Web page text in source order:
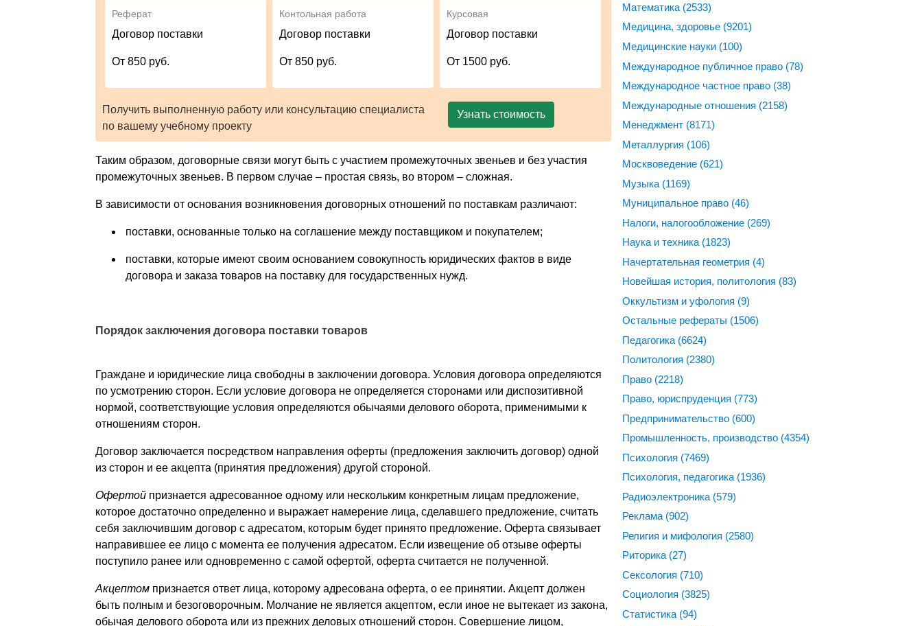
Реферат
Договор поставки
От 850 руб.
Контольная работа
Договор поставки
От 850 руб.
Курсовая
Договор поставки
От 1500 руб.
Получить выполненную работу или консультацию специалиста
по вашему учебному проекту
Узнать стоимость
Таким образом, договорные связи могут быть с участием промежу­точных звеньев и без участия
промежуточных звеньев. В первом случае – простая связь, во втором – сложная.
В зависимости от основания возникновения договорных отношений по поставкам различают:
поставки, основанные только на соглашение между постав­щиком и покупателем;
поставки, которые имеют своим основанием совокупность юридических фактов в виде
договора и заказа товаров на поставку для государственных нужд.
Порядок заключения договора поставки товаров
Граждане и юридические лица свободны в заключении договора. Условия договора определяются
по усмотрению сторон. Если условие договора не определяется сторонами или диспозитивной
нормой, соответствующие условия определяются обычаями делового оборота, применимыми к
отношениям сторон.
Договор заключается посредством направления оферты (предложения заключить договор) одной
из сторон и ее акцепта (принятия предложения) другой стороной.
Офертойпризнается адресованное одному или нескольким конкретным лицам предложение,
которое достаточно определенно и выражает намерение лица, сделавшего предложение, считать
себя заключившим договор с адресатом, которым будет принято предложение. Оферта связывает
направившее ее лицо с момента ее получения адресатом. Если извещение об отзыве оферты
поступило ранее или одновременно с самой офертой, оферта считается не полученной.
Акцептомпризнается ответ лица, которому адресована оферта, о ее принятии. Акцепт должен
быть полным и безоговорочным. Молчание не является акцептом, если иное не вытекает из закона,
обычая делового оборота или из прежних деловых отношений сторон. Совершение лицом,
Математика (2533)
Медицина, здоровье (9201)
Медицинские науки (100)
Международное публичное право (78)
Международное частное право (38)
Международные отношения (2158)
Менеджмент (8171)
Металлургия (106)
Москвоведение (621)
Музыка (1169)
Муниципальное право (46)
Налоги, налогообложение (269)
Наука и техника (1823)
Начертательная геометрия (4)
Новейшая история, политология (83)
Оккультизм и уфология (9)
Остальные рефераты (1506)
Педагогика (6624)
Политология (2380)
Право (2218)
Право, юриспруденция (773)
Предпринимательство (600)
Промышленность, производство (4354)
Психология (7469)
Психология, педагогика (1936)
Радиоэлектроника (579)
Реклама (902)
Религия и мифология (2580)
Риторика (27)
Сексология (710)
Социология (3825)
Статистика (94)